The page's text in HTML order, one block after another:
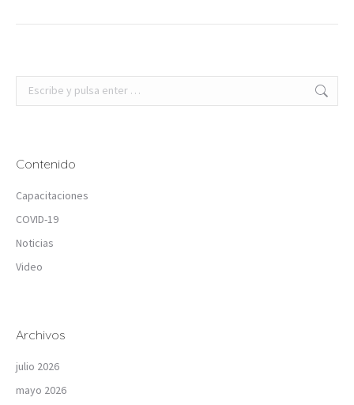
Buscar:
Contenido
Capacitaciones
COVID-19
Noticias
Video
Archivos
julio 2026
mayo 2026